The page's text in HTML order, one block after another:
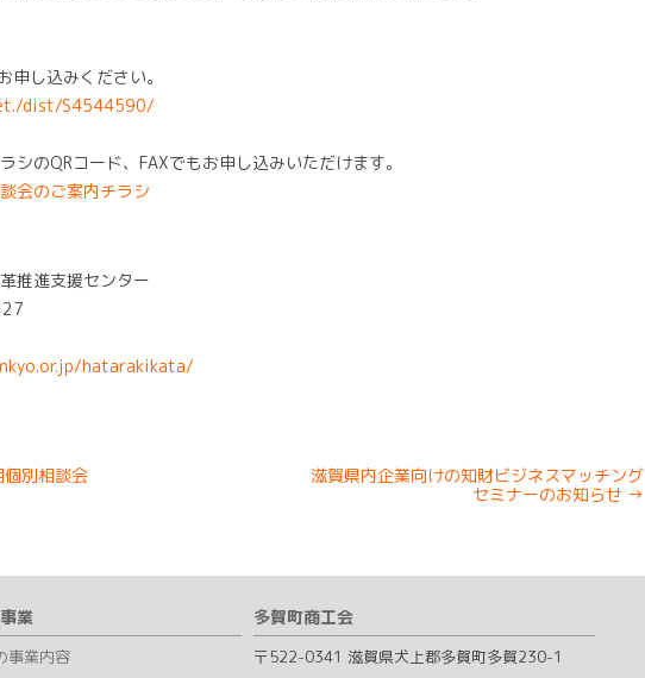
申し込みください。
dist/S4544590/
シのQRコード、FAXでもお申し込みいただけます。
会のご案内チラシ
推進支援センター
hatarakikata/
別相談会
滋賀県内企業向けの知財ビジネスマッチング
セミナーのお知らせ →
業
事業内容
多賀町商工会
〒522-0341 滋賀県犬上郡多賀町多賀230-1